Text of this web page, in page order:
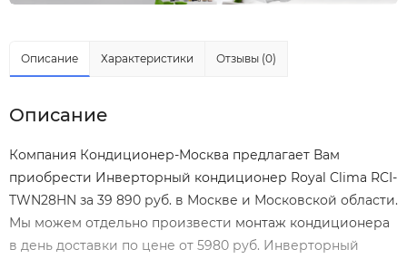
Описание Характеристики Отзывы (0)
Описание
Компания Кондиционер-Москва предлагает Вам
приобрести Инверторный кондиционер Royal Clima RCI-
TWN28HN за 39 890 руб. в Москве и Московской области.
Мы можем отдельно произвести монтаж кондиционера
в день доставки по цене от 5980 руб. Инверторный